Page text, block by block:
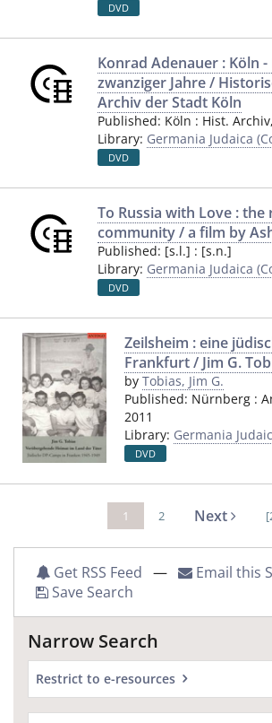
DVD
Konrad Adenauer : Köln -
zwanziger Jahre /
Archiv der Stadt Köln
Published: Köln : Hist. Archiv,
Library: Germania Judaica
DVD
To Russia with Love :
community / a film by
Published: [s.l.] : [s.n.]
Library: Germania Judaica
DVD
Zeilsheim : eine
Frankfurt / Jim G.
by Tobias, Jim G.
Published: Nürnberg:
2011
Library: Germania
DVD
1 2 Next
Get RSS Feed — Email this
Save Search
Narrow Search
Restrict to e-resources